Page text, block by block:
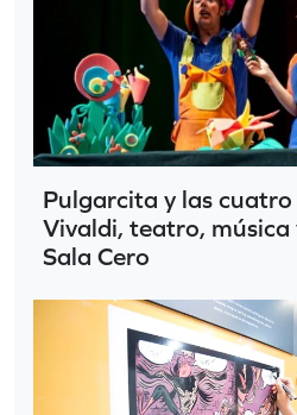
Pulgarcita y las cuatro
Vivaldi, teatro, música
Sala Cero